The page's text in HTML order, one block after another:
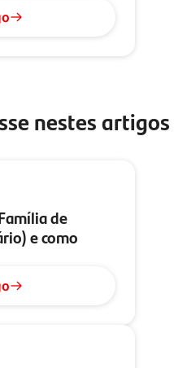
nestes artigos
de
e como